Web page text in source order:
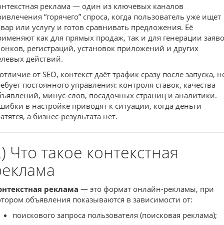
реклама — один из ключевых каналов
“горячего” спроса, когда пользователь уже ищет
или услугу и готов сравнивать предложения. Её
как для прямых продаж, так и для генерации
регистраций, установок приложений и других
действий.
от SEO, контекст даёт трафик сразу после запуска,
постоянного управления: контроля ставок, качества
минус-слов, посадочных страниц и аналитики.
в настройке приводят к ситуации, когда деньги
а бизнес-результата нет.
Что такое контекстная
реклама — это формат онлайн-рекламы, при
объявления показываются в зависимости от:
поискового запроса пользователя (поисковая реклама);